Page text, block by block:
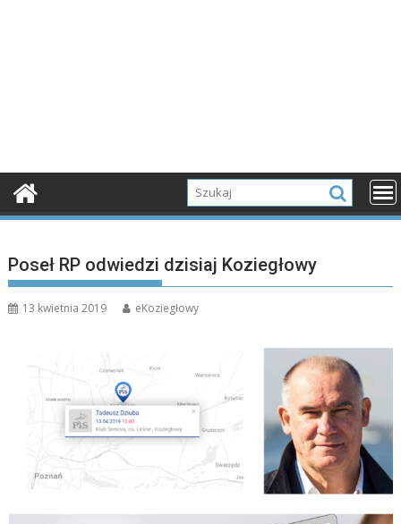
Poseł RP odwiedzi dzisiaj Koziegłowy
13 kwietnia 2019 eKoziegłowy